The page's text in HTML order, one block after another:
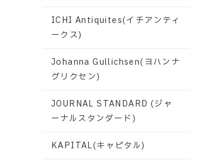
ICHI Antiquites(イチアンティ
ークス)
Johanna Gullichsen(ヨハンナ
グリクセン)
JOURNAL STANDARD (ジャ
ーナルスタンダード)
KAPITAL(キャピタル)